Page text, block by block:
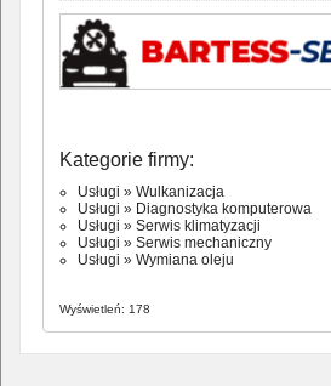
Kategorie firmy:
Usługi » Wulkanizacja
Usługi » Diagnostyka komputerowa
Usługi » Serwis klimatyzacji
Usługi » Serwis mechaniczny
Usługi » Wymiana oleju
Wyświetleń: 178